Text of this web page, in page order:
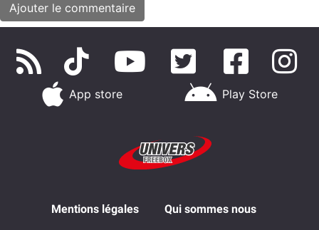
App store Play Store
Mentions légales Qui sommes nous